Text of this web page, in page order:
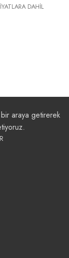
DAHİL
araya getirerek